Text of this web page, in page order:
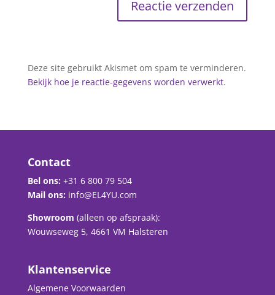
Deze site gebruikt Akismet om spam te verminderen.
Bekijk hoe je reactie-gegevens worden verwerkt.
Contact
Bel ons: +31 6 800 79 504
Mail ons: info@EL4YU.com
Showroom (alleen op afspraak):
Wouwseweg 5, 4661 VM Halsteren
Klantenservice
Algemene Voorwaarden